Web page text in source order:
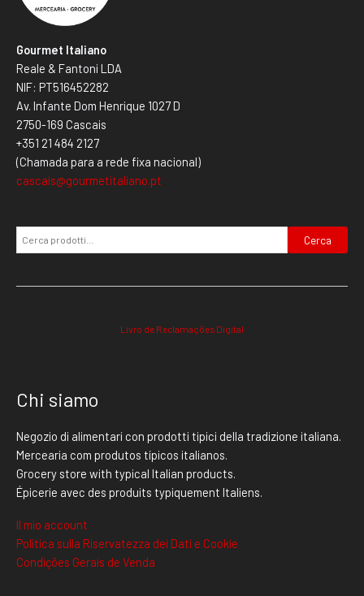
Gourmet Italiano
Reale & Fantoni LDA
NIF: PT516452282
Av. Infante Dom Henrique 1027 D
2750-169 Cascais
+351 21 484 2127
(Chamada para a rede fixa nacional)
cascais@gourmetitaliano.pt
Cerca
Livro de Reclamações Digital
Chi siamo
Negozio di alimentari con prodotti tipici della tradizione italiana.
Mercearia com produtos típicos italianos.
Grocery store with typical Italian products.
Épicerie avec des produits typiquement Italiens.
Il mio account
Politica sulla Riservatezza dei Dati e Cookie
Condições Gerais de Venda